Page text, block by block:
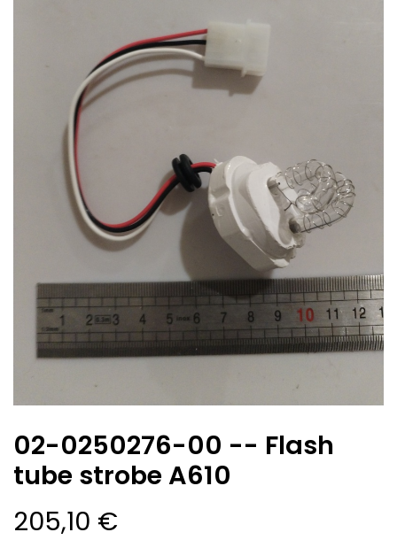
02-0250276-00 -- Flash
tube strobe A610
205,10 €